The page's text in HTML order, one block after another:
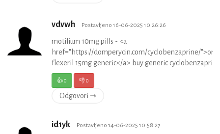
vdvwh Postavljeno 16-06-2025 10:26:26
motilium 10mg pills - <a
href="https://domperycin.com/cyclobenzaprine/
flexeril 15mg generic</a> buy generic cyclobenzaprine
👍0 👎0
Odgovori ⇾
id1yk Postavljeno 14-06-2025 10:58:27